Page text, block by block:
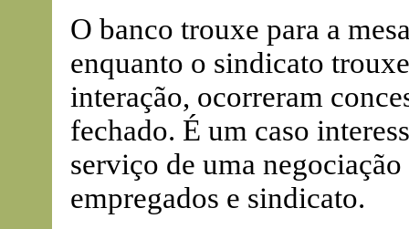
O banco trouxe para a
enquanto o sindicato
interação, ocorreram
fechado. É um caso
serviço de uma
empregados e sindicato.